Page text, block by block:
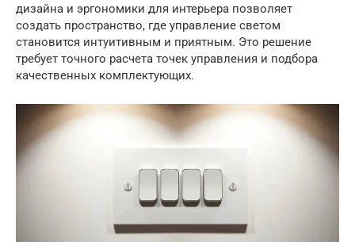
дизайна и эргономики для интерьера позволяет
создать пространство, где управление светом
становится интуитивным и приятным. Это решение
требует точного расчета точек управления и подбора
качественных комплектующих.